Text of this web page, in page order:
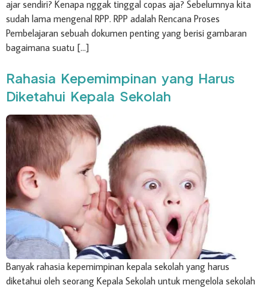
ajar sendiri? Kenapa nggak tinggal copas aja? Sebelumnya kita
sudah lama mengenal RPP. RPP adalah Rencana Proses
Pembelajaran sebuah dokumen penting yang berisi gambaran
bagaimana suatu […]
Rahasia Kepemimpinan yang Harus
Diketahui Kepala Sekolah
Banyak rahasia kepemimpinan kepala sekolah yang harus
diketahui oleh seorang Kepala Sekolah untuk mengelola sekolah